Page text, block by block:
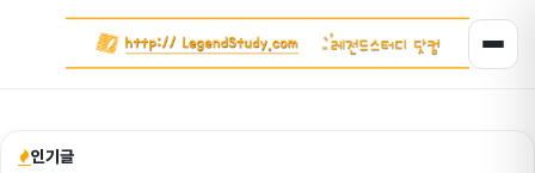
인기글